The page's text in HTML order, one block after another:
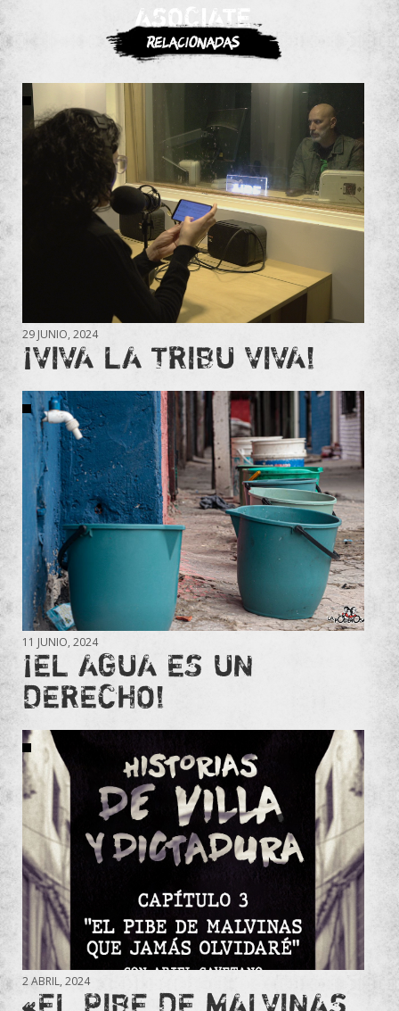
ASOCIATE
Relacionadas
29 JUNIO, 2024
¡VIVA LA TRIBU VIVA!
11 JUNIO, 2024
¡EL AGUA ES UN
DERECHO!
2 ABRIL, 2024